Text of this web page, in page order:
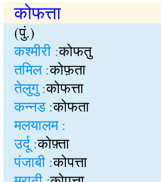
कोफत्ता
(पुं.)
कश्मीरी :कोफतु
तमिल :कोफ़ता
तेलुगु :कोफत्ता
कन्नड :कोफता
मलयालम :
उर्दू :कोफ़्ता
पंजाबी :कोपत्ता